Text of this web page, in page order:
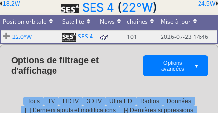
24.5W
18.2W SES 4 (22°W)
Position orbitale Satellite News chaînes
Mise à jour
22.0°W
SES 4 101 2026-07-23 14:46
Options de filtrage et
d'affichage
Options
avancées
▼
Tous TV HDTV 3DTV Ultra HD Radios
Données
[+] Derniers ajouts et modifications
[-] Dernières suppressions